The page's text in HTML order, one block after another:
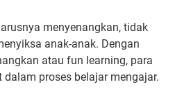
menyenangkan, tidak
anak-anak. Dengan
atau fun learning, para
proses belajar mengajar.